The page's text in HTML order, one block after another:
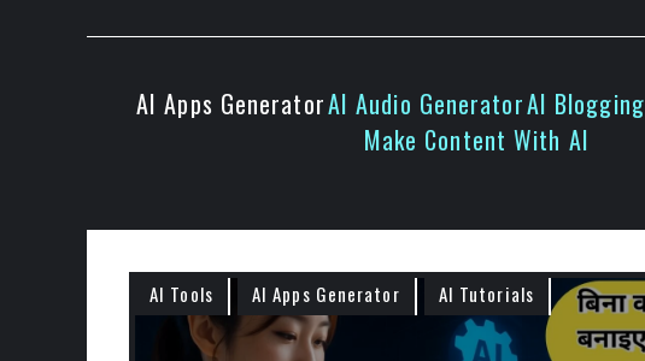
AI Apps GeneratorAI Audio GeneratorAI Blogging
Make Content With AI
AI Tools AI Apps Generator AI Tutorials